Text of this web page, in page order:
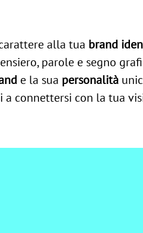
alla tua brand
parole e segno
e la sua personalità
connettersi con la tua